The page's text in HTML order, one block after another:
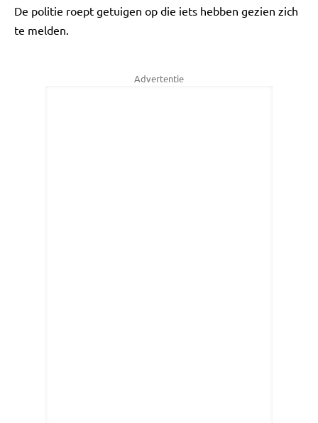
De politie roept getuigen op die iets hebben gezien zich
te melden.
Advertentie